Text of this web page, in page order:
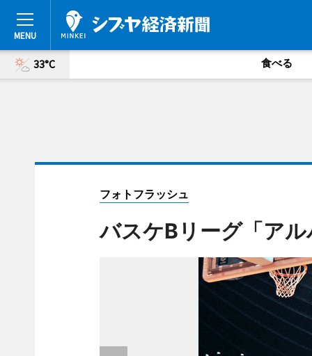
33°C 食べる
フォトフラッシュ
バスケBリーグ「ア